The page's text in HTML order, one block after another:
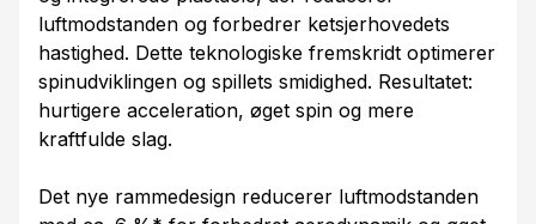
luftmodstanden og forbedrer ketsjerhovedets
hastighed. Dette teknologiske fremskridt optimerer
spinudviklingen og spillets smidighed. Resultatet:
hurtigere acceleration, øget spin og mere
kraftfulde slag.
Det nye rammedesign reducerer luftmodstanden